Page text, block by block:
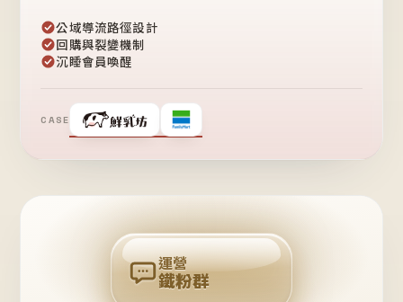
公域導流路徑設計
回購與裂變機制
沉睡會員喚醒
CASE
❤
粉
回
購
運營
鐵粉群